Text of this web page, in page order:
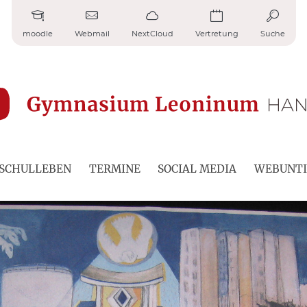
moodle Webmail NextCloud Vertretung Suche
SCHULLEBEN TERMINE SOCIAL MEDIA